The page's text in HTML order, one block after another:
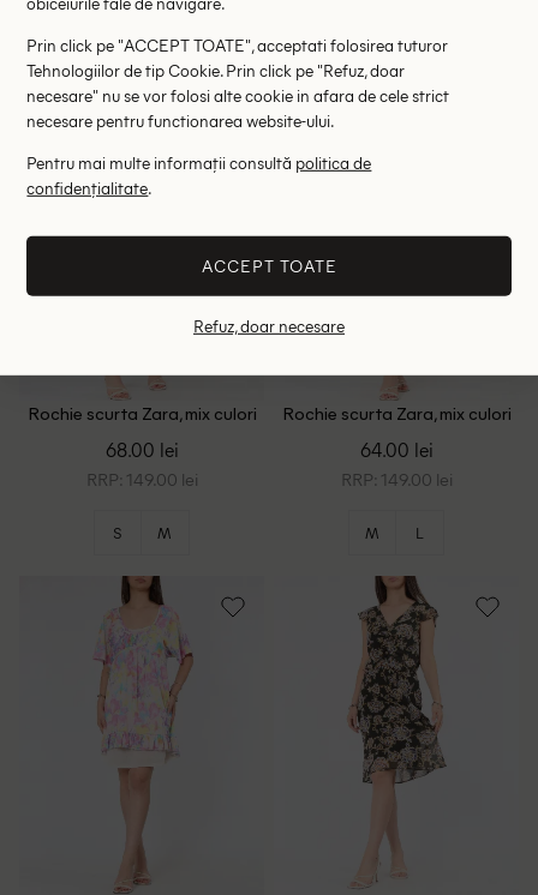
34 38 L
Rochie scurta Zara, mix culori
68.00 lei
RRP: 149.00 lei
S M
Rochie scurta Zara, mix culori
64.00 lei
RRP: 149.00 lei
M L
Prin click pe "ACCEPT TOATE", acceptati folosirea tuturor
Tehnologiilor de tip Cookie. Prin click pe "Refuz, doar
necesare" nu se vor folosi alte cookie in afara de cele strict
necesare pentru functionarea website-ului.
Pentru mai multe informații consultă politica de
confidențialitate.
ACCEPT TOATE
Refuz, doar necesare